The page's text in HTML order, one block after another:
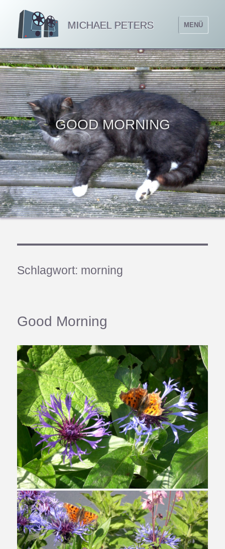
MICHAEL PETERS MENÜ
GOOD MORNING
Schlagwort: morning
Good Morning